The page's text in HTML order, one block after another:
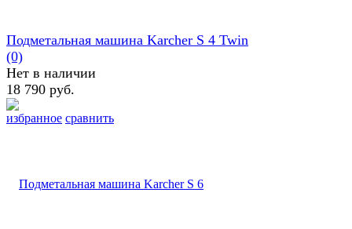
избранное сравнить
Подметальная машина Karcher S 4 Twin
(0)
Нет в наличии
18 790 руб.